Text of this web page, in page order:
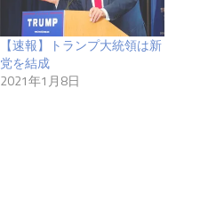
【速報】トランプ大統領は新
党を結成
2021年1月8日